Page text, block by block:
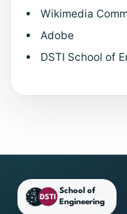
Wikimedia
Adobe
DSTI School of
Pie de